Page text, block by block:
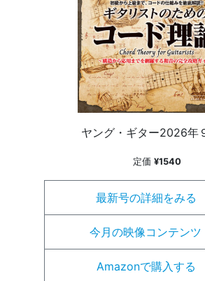
ヤング・ギター2026年
定価 ¥1540
最新号の詳細をみる
今月の映像コンテンツ
Amazonで購入する